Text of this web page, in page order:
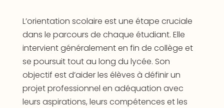
L’orientation scolaire est une étape cruciale
dans le parcours de chaque étudiant. Elle
intervient généralement en fin de collège et
se poursuit tout au long du lycée. Son
objectif est d’aider les élèves à définir un
projet professionnel en adéquation avec
leurs aspirations, leurs compétences et les